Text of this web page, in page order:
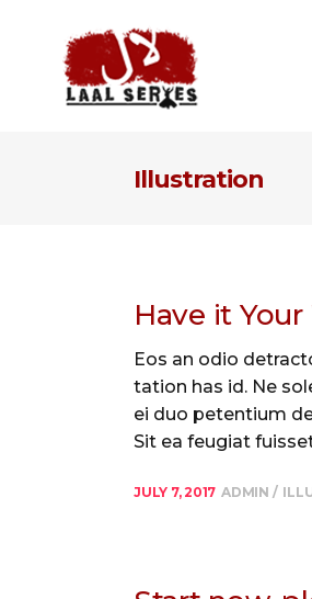
Illustration
Have it Your
Eos an odio
tation has id. Ne
ei duo petentium
Sit ea feugiat
JULY 7, 2017 ADMIN